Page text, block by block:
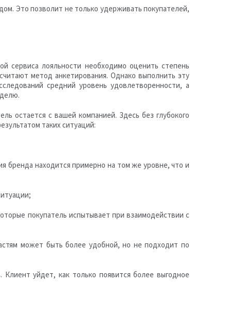
Это позволит не только удерживать покупателей,
сервиса лояльности необходимо оценить степень
метод анкетирования. Однако выполнить эту
средний уровень удовлетворенности, а
остается с вашей компанией. Здесь без глубокого
таких ситуаций:
бренда находится примерно на том же уровне, что и
покупатель испытывает при взаимодействии с
может быть более удобной, но не подходит по
уйдет, как только появится более выгодное